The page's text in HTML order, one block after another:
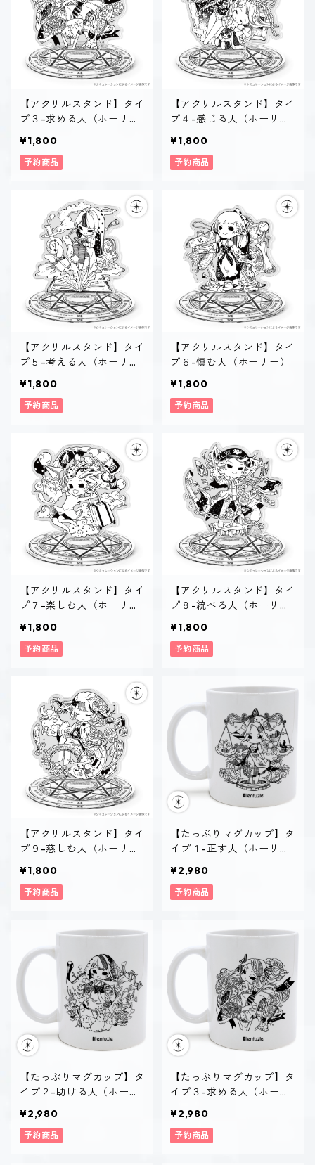
【アクリルスタンド】タイ
プ３-求める人（ホーリ
¥1,800
予約商品
【アクリルスタンド】タイ
プ４-感じる人（ホーリ
¥1,800
予約商品
【アクリルスタンド】タイ
プ５-考える人（ホーリ
¥1,800
予約商品
【アクリルスタンド】タイ
プ６-慎む人（ホーリー）
¥1,800
予約商品
【アクリルスタンド】タイ
プ７-楽しむ人（ホーリ
¥1,800
予約商品
【アクリルスタンド】タイ
プ８-統べる人（ホーリ
¥1,800
予約商品
【アクリルスタンド】タイ
プ９-慈しむ人（ホーリ
¥1,800
予約商品
【たっぷりマグカップ】タ
イプ１-正す人（ホーリ
¥2,980
予約商品
【たっぷりマグカップ】タ
イプ２-助ける人（ホーリ
¥2,980
予約商品
【たっぷりマグカップ】タ
イプ３-求める人（ホーリ
¥2,980
予約商品